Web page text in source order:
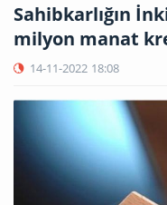
Sahibkarlığın
milyon manat
14-11-2022 18:08